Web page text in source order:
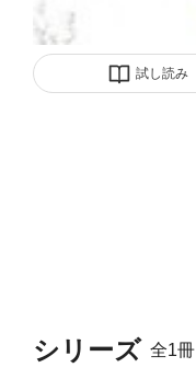
試し読み
シリーズ 全1冊